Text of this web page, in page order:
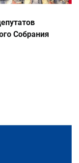
Собрания